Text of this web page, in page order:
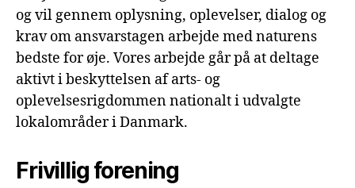
og vil gennem oplysning, oplevelser, dialog og
krav om ansvarstagen arbejde med naturens
bedste for øje. Vores arbejde går på at deltage
aktivt i beskyttelsen af arts- og
oplevelsesrigdommen nationalt i udvalgte
lokalområder i Danmark.
Frivillig forening